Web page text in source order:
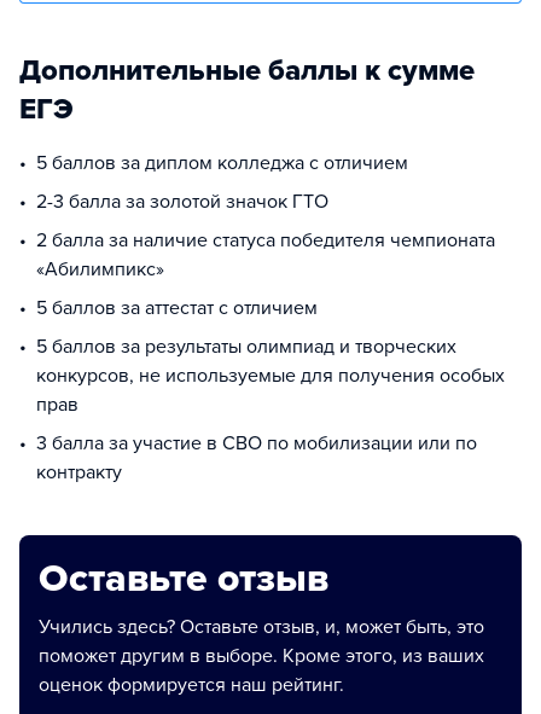
Дополнительные баллы к сумме
ЕГЭ
5 баллов за диплом колледжа с отличием
2-3 балла за золотой значок ГТО
2 балла за наличие статуса победителя чемпионата
«Абилимпикс»
5 баллов за аттестат с отличием
5 баллов за результаты олимпиад и творческих
конкурсов, не используемые для получения особых
прав
3 балла за участие в СВО по мобилизации или по
контракту
Оставьте отзыв
Учились здесь? Оставьте отзыв, и, может быть, это
поможет другим в выборе. Кроме этого, из ваших
оценок формируется наш рейтинг.